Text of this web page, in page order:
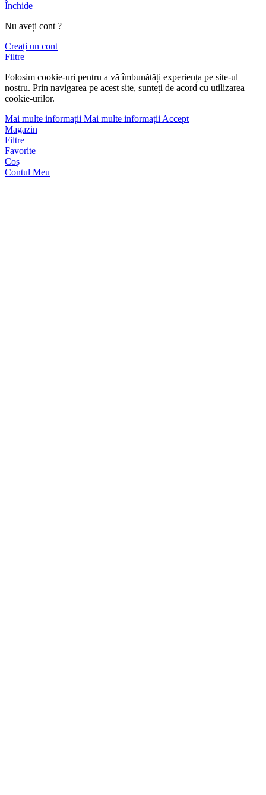
Închide
Nu aveți cont ?
Creați un cont
Filtre
Folosim cookie-uri pentru a vă îmbunătăți experiența pe site-ul
nostru. Prin navigarea pe acest site, sunteți de acord cu utilizarea
cookie-urilor.
Mai multe informații Mai multe informații Accept
Magazin
Filtre
Favorite
Coș
Contul Meu